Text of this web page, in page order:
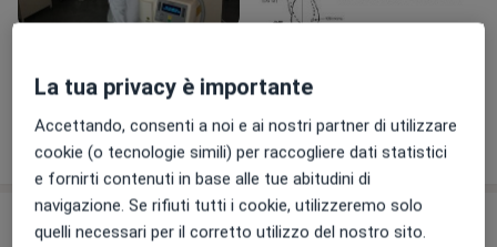
Mostra dettagli
sull'esperienza
Prestazioni e prezzi
La tua privacy è importante
Accettando, consenti a noi e ai nostri partner di utilizzare
cookie (o tecnologie simili) per raccogliere dati statistici
e fornirti contenuti in base alle tue abitudini di
navigazione. Se rifiuti tutti i cookie, utilizzeremo solo
quelli necessari per il corretto utilizzo del nostro sito.